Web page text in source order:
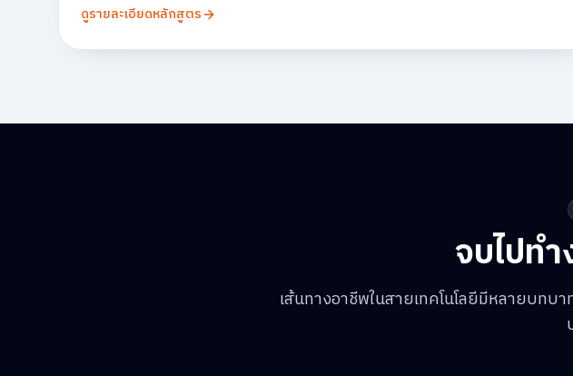
ดูรายละเอียดหลักสูตร
จบไปทำ
เส้นทางอาชีพในสายเทคโนโลยีมีหลายบท